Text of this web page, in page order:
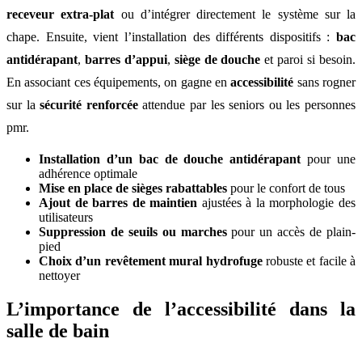
receveur extra-plat ou d’intégrer directement le système sur la
chape. Ensuite, vient l’installation des différents dispositifs : bac
antidérapant, barres d’appui, siège de douche et paroi si besoin.
En associant ces équipements, on gagne enaccessibilité sans rogner
sur lasécurité renforcéeattendue par les seniors ou les personnes
pmr.
Installation d’un bac de douche antidérapant pour une
adhérence optimale
Mise en place de sièges rabattables pour le confort de tous
Ajout de barres de maintien ajustées à la morphologie des
utilisateurs
Suppression de seuils ou marchespour un accès de plain-
pied
Choix d’un revêtement mural hydrofugerobuste et facile à
nettoyer
L’importance de l’accessibilité dans la
salle de bain